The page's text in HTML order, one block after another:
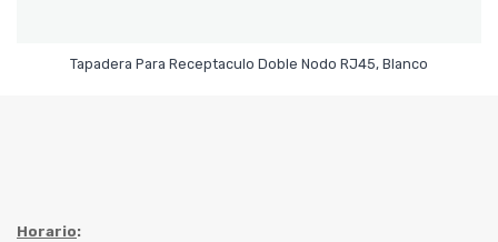
Tapadera Para Receptaculo Doble Nodo RJ45, Blanco
Horario: